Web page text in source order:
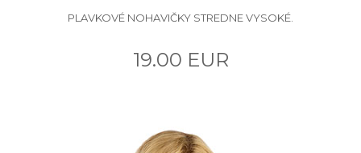
PLAVKOVÉ NOHAVIČKY STREDNE VYSOKÉ.
19.00 EUR